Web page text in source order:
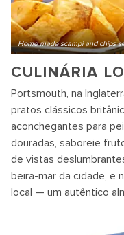
Home made scampi and chips
CULINÁRIA
Portsmouth, na
pratos clássicos
aconchegantes para
douradas, saboreie
de vistas
beira-mar da cidade, e
local — um autêntico